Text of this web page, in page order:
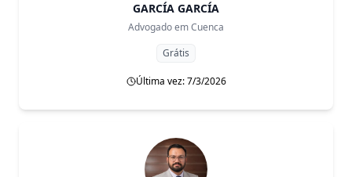
GARCÍA GARCÍA
Advogado emCuenca
Grátis
Última vez: 7/3/2026